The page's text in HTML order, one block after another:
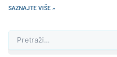
SAZNAJTE VIŠE »